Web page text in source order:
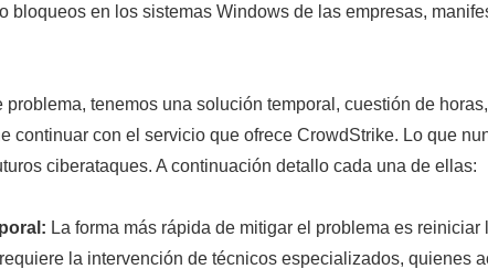
bloqueos en los sistemas Windows de las empresas,
problema, tenemos una solución temporal, cuestión de
continuar con el servicio que ofrece CrowdStrike. Lo que
ciberataques. A continuación detallo cada una de ellas:
La forma más rápida de mitigar el problema es
la intervención de técnicos especializados, quienes